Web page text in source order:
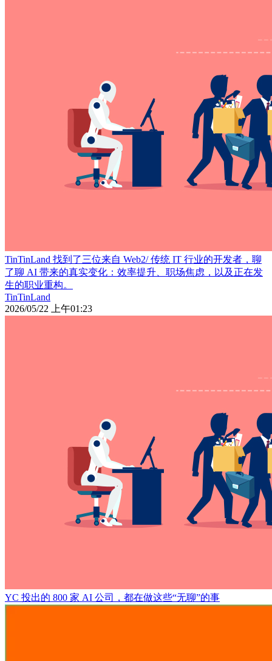
TinTinLand 找到了三位来自 Web2/ 传统 IT 行业的开发者，聊
了聊 AI 带来的真实变化：效率提升、职场焦虑，以及正在发
生的职业重构。
TinTinLand
2026/05/22 上午01:23
YC 投出的 800 家 AI 公司，都在做这些“无聊”的事